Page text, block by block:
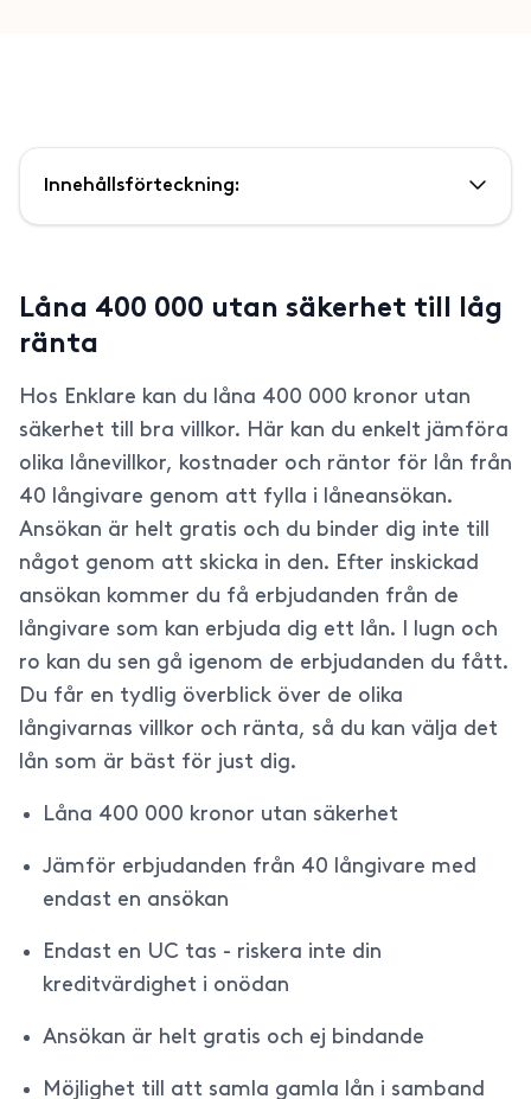
Låna 400 000 utan säkerhet till låg
ränta
Hos Enklare kan du låna 400 000 kronor utan
säkerhet till bra villkor. Här kan du enkelt jämföra
olika lånevillkor, kostnader och räntor för lån från
40 långivare genom att fylla i låneansökan.
Ansökan är helt gratis och du binder dig inte till
något genom att skicka in den. Efter inskickad
ansökan kommer du få erbjudanden från de
långivare som kan erbjuda dig ett lån. I lugn och
ro kan du sen gå igenom de erbjudanden du fått.
Du får en tydlig överblick över de olika
långivarnas villkor och ränta, så du kan välja det
lån som är bäst för just dig.
Låna 400 000 kronor utan säkerhet
Jämför erbjudanden från 40 långivare med
endast en ansökan
Endast en UC tas - riskera inte din
kreditvärdighet i onödan
Ansökan är helt gratis och ej bindande
Möjlighet till att samla gamla lån i samband
Innehållsförteckning: